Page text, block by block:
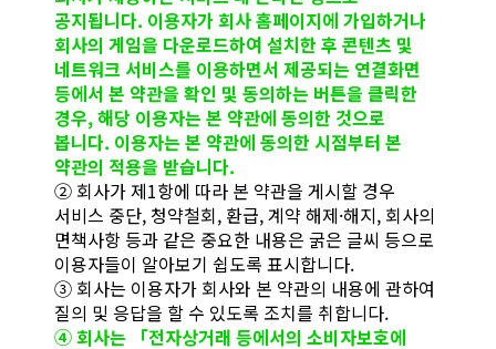
공지됩니다. 이용자가 회사 홈페이지에 가입하거나
회사의 게임을 다운로드하여 설치한 후 콘텐츠 및
네트워크 서비스를 이용하면서 제공되는 연결화면
등에서 본 약관을 확인 및 동의하는 버튼을 클릭한
경우, 해당 이용자는 본 약관에 동의한 것으로
봅니다. 이용자는 본 약관에 동의한 시점부터 본
약관의 적용을 받습니다.
② 회사가 제1항에 따라 본 약관을 게시할 경우
서비스 중단, 청약철회, 환급, 계약 해제·해지, 회사의
면책사항 등과 같은 중요한 내용은 굵은 글씨 등으로
이용자들이 알아보기 쉽도록 표시합니다.
③ 회사는 이용자가 회사와 본 약관의 내용에 관하여
질의 및 응답을 할 수 있도록 조치를 취합니다.
④ 회사는 「전자상거래 등에서의 소비자보호에